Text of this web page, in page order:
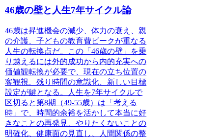
46歳の壁と人生7年サイクル論
46歳は昇進機会の減少、体力の衰え、親
の介護、子どもの教育費ピークが重なる
人生の転換点だ。この「46歳の壁」を乗
り越えるには外的成功から内的充実への
価値観転換が必要で、現在の立ち位置の
客観視、残り時間の意識化、新しい目標
設定が鍵となる。人生を7年サイクルで
区切ると第8期（49-55歳）は「考える
時」で、時間的余裕を活かして本当に好
きなことの再発見、やりたくないことの
明確化、健康面の見直し、人間関係の整